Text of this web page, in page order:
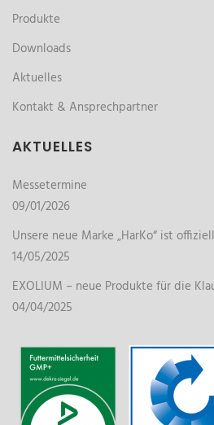
Produkte
Downloads
Aktuelles
Kontakt & Ansprechpartner
AKTUELLES
Messetermine
09/01/2026
Unsere neue Marke „HarKo“ ist
14/05/2025
EXOLIUM – neue Produkte für die
04/04/2025